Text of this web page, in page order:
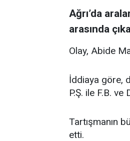
Ağrı’da
arasında
Olay, Abide
İddiaya göre,
P.Ş. ile F.B. ve
Tartışmanın
etti.